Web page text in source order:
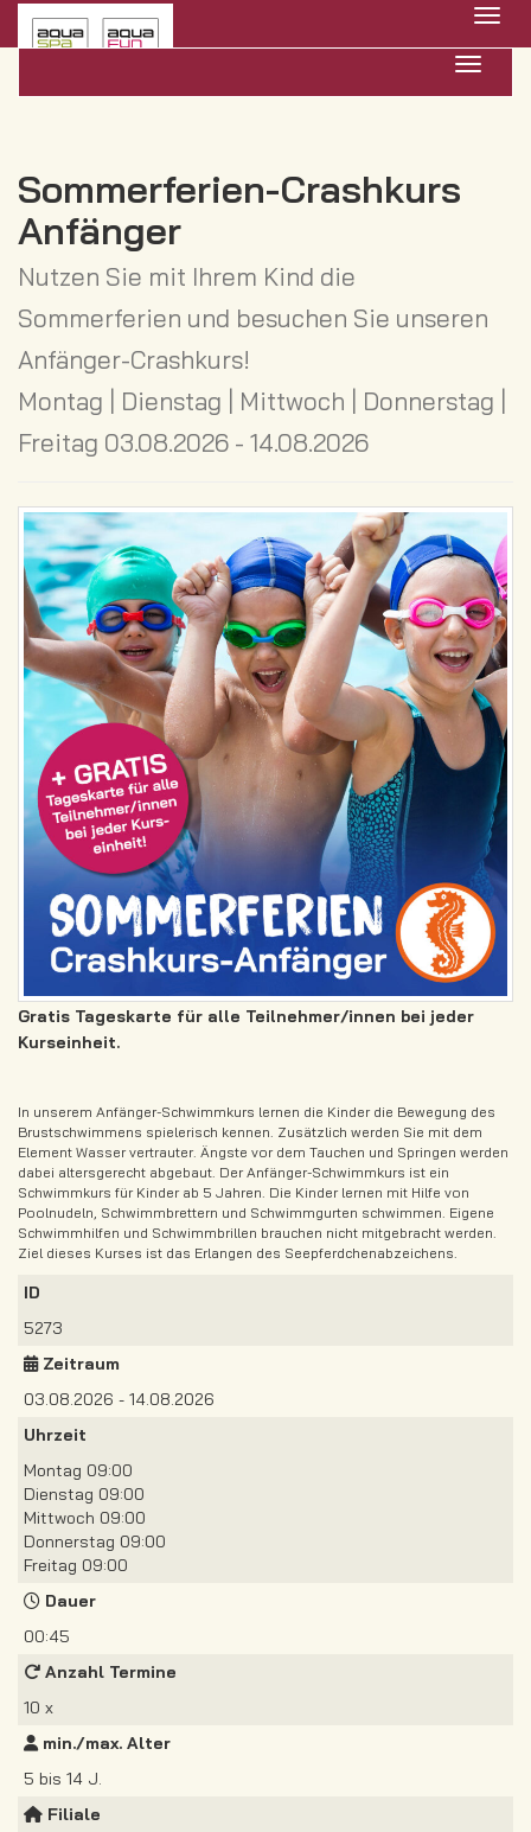
Sommerferien-Crashkurs
Anfänger
Nutzen Sie mit Ihrem Kind die
Sommerferien und besuchen Sie unseren
Anfänger-Crashkurs!
Montag | Dienstag | Mittwoch | Donnerstag |
Freitag 03.08.2026 - 14.08.2026
Gratis Tageskarte für alle Teilnehmer/innen bei jeder
Kurseinheit.
In unserem Anfänger-Schwimmkurs lernen die Kinder die Bewegung des
Brustschwimmens spielerisch kennen. Zusätzlich werden Sie mit dem
Element Wasser vertrauter. Ängste vor dem Tauchen und Springen werden
dabei altersgerecht abgebaut. Der Anfänger-Schwimmkurs ist ein
Schwimmkurs für Kinder ab 5 Jahren. Die Kinder lernen mit Hilfe von
Poolnudeln, Schwimmbrettern und Schwimmgurten schwimmen. Eigene
Schwimmhilfen und Schwimmbrillen brauchen nicht mitgebracht werden.
Ziel dieses Kurses ist das Erlangen des Seepferdchenabzeichens.
ID
5273
Zeitraum
03.08.2026 - 14.08.2026
Uhrzeit
Montag 09:00
Dienstag 09:00
Mittwoch 09:00
Donnerstag 09:00
Freitag 09:00
Dauer
00:45
Anzahl Termine
10 x
min./max. Alter
5 bis 14 J.
Filiale